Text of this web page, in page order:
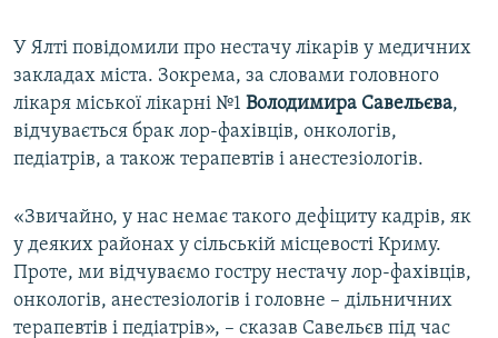
Усі сайти RFE/RL
У Ялті повідомили про нестачу лікарів у медичних
закладах міста. Зокрема, за словами головного
лікаря міської лікарні №1 Володимира Савельєва,
відчувається брак лор-фахівців, онкологів,
педіатрів, а також терапевтів і анестезіологів.
«Звичайно, у нас немає такого дефіциту кадрів, як
у деяких районах у сільській місцевості Криму.
Проте, ми відчуваємо гостру нестачу лор-фахівців,
онкологів, анестезіологів і головне – дільничних
терапевтів і педіатрів», – сказав Савельєв під час